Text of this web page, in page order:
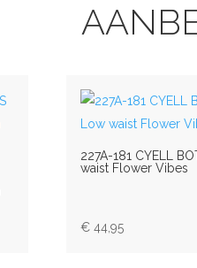
227A-181 CYELL
waist Flower Vibes
€44,95